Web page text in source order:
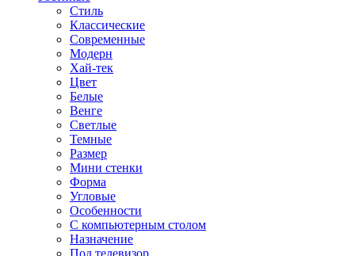
Стиль
Классические
Современные
Модерн
Хай-тек
Цвет
Белые
Венге
Светлые
Темные
Размер
Мини стенки
Форма
Угловые
Особенности
С компьютерным столом
Назначение
Под телевизор